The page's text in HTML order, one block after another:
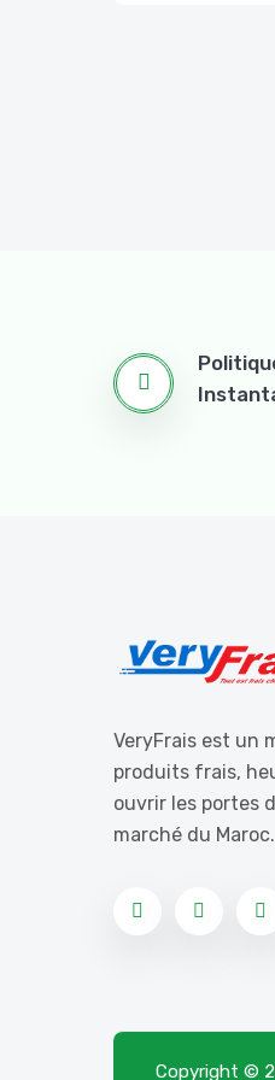
VeryFrais est un
produits frais,
ouvrir les portes
marché du Maroc.
Copyright ©